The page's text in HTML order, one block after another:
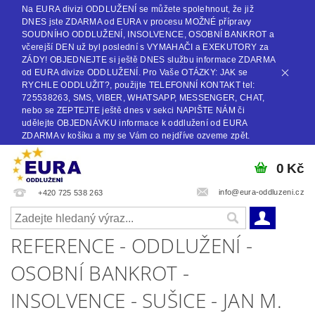
Na EURA divizi ODDLUŽENÍ se můžete spolehnout, že již
DNES jste ZDARMA od EURA v procesu MOŽNÉ přípravy
SOUDNÍHO ODDLUŽENÍ, INSOLVENCE, OSOBNÍ BANKROT a
včerejší DEN už byl poslední s VYMAHAČI a EXEKUTORY za
ZÁDY! OBJEDNEJTE si ještě DNES službu informace ZDARMA
od EURA divize ODDLUŽENÍ. Pro Vaše OTÁZKY: JAK se
RYCHLE ODDLUŽIT?, použijte TELEFONNÍ KONTAKT tel:
725538263, SMS, VIBER, WHATSAPP, MESSENGER, CHAT,
nebo se ZEPTEJTE ještě dnes v sekci NAPIŠTE NÁM či
udělejte OBJEDNÁVKU informace k oddlužení od EURA
ZDARMA v košíku a my se Vám co nejdříve ozveme zpět.
+420 725 538 263 info@eura-oddluzeni.cz
0 Kč
REFERENCE - ODDLUŽENÍ -
OSOBNÍ BANKROT -
INSOLVENCE - SUŠICE - JAN M.